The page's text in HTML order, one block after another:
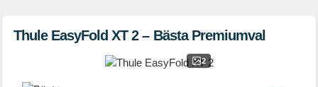
Thule EasyFold XT 2 – Bästa Premiumval
2